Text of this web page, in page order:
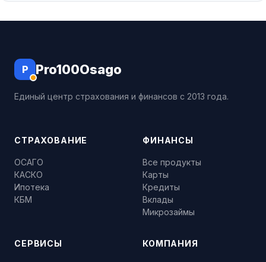
P Pro100Osago
Единый центр страхования и финансов с 2013 года.
СТРАХОВАНИЕ
ОСАГО
КАСКО
Ипотека
КБМ
ФИНАНСЫ
Все продукты
Карты
Кредиты
Вклады
Микрозаймы
СЕРВИСЫ КОМПАНИЯ